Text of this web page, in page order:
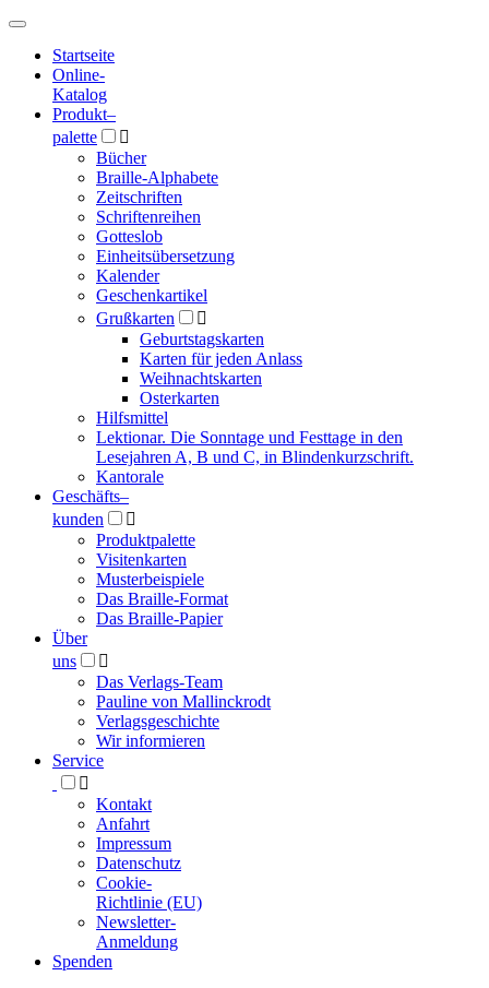
Hauptmenü
Hauptmenü
Startseite
Online-
Katalog
Produkt–
palette

Bücher
Braille-Alphabete
Zeitschriften
Schriftenreihen
Gotteslob
Einheitsübersetzung
Kalender
Geschenkartikel
Grußkarten

Geburtstagskarten
Karten für jeden Anlass
Weihnachtskarten
Osterkarten
Hilfsmittel
Lektionar. Die Sonntage und Festtage in den
Lesejahren A, B und C, in Blindenkurzschrift.
Kantorale
Geschäfts­–
kunden

Produktpalette
Visitenkarten
Musterbeispiele
Das Braille-Format
Das Braille-Papier
Über
uns

Das Verlags-Team
Pauline von Mallinckrodt
Verlagsgeschichte
Wir informieren
Service

Kontakt
Anfahrt
Impressum
Datenschutz
Cookie-
Richtlinie (EU)
Newsletter-
Anmeldung
Spenden